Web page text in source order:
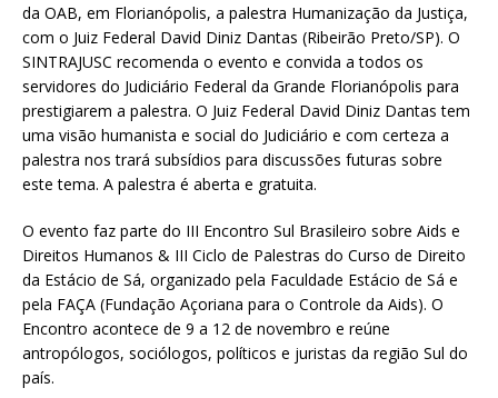
da OAB, em Florianópolis, a palestra Humanização da Justiça,
com o Juiz Federal David Diniz Dantas (Ribeirão Preto/SP). O
SINTRAJUSC recomenda o evento e convida a todos os
servidores do Judiciário Federal da Grande Florianópolis para
prestigiarem a palestra. O Juiz Federal David Diniz Dantas tem
uma visão humanista e social do Judiciário e com certeza a
palestra nos trará subsídios para discussões futuras sobre
este tema. A palestra é aberta e gratuita.
O evento faz parte do III Encontro Sul Brasileiro sobre Aids e
Direitos Humanos & III Ciclo de Palestras do Curso de Direito
da Estácio de Sá, organizado pela Faculdade Estácio de Sá e
pela FAÇA (Fundação Açoriana para o Controle da Aids). O
Encontro acontece de 9 a 12 de novembro e reúne
antropólogos, sociólogos, políticos e juristas da região Sul do
país.